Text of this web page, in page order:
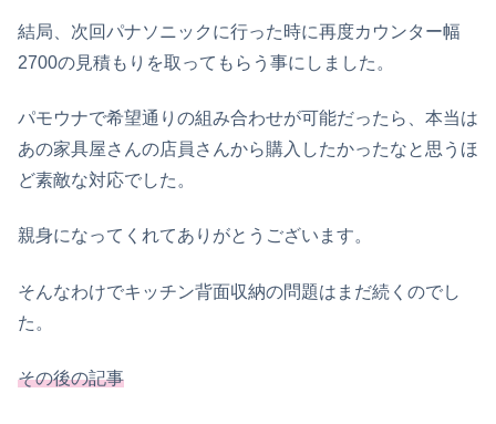
結局、次回パナソニックに行った時に再度カウンター幅
2700の見積もりを取ってもらう事にしました。
パモウナで希望通りの組み合わせが可能だったら、本当は
あの家具屋さんの店員さんから購入したかったなと思うほ
ど素敵な対応でした。
親身になってくれてありがとうございます。
そんなわけでキッチン背面収納の問題はまだ続くのでし
た。
その後の記事